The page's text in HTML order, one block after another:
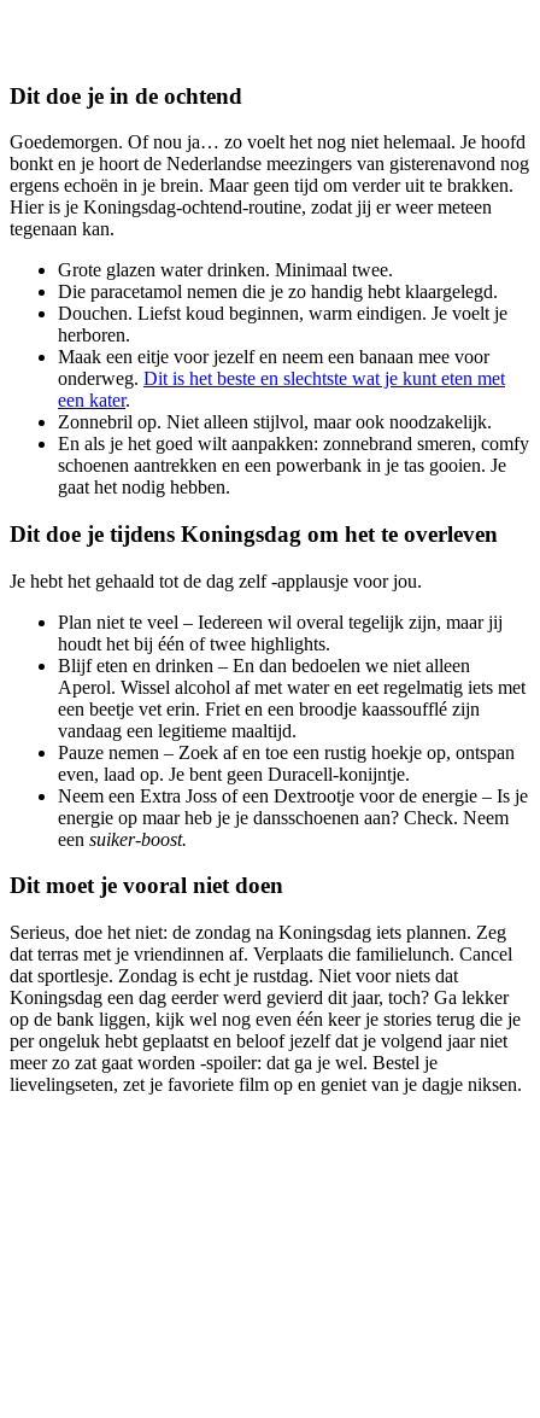
Dit doe je in de ochtend
Goedemorgen. Of nou ja… zo voelt het nog niet helemaal. Je hoofd
bonkt en je hoort de Nederlandse meezingers van gisterenavond nog
ergens echoën in je brein. Maar geen tijd om verder uit te brakken.
Hier is je Koningsdag-ochtend-routine, zodat jij er weer meteen
tegenaan kan.
Grote glazen water drinken. Minimaal twee.
Die paracetamol nemen die je zo handig hebt klaargelegd.
Douchen. Liefst koud beginnen, warm eindigen. Je voelt je
herboren.
Maak een eitje voor jezelf en neem een banaan mee voor
onderweg. Dit is het beste en slechtste wat je kunt eten met
een kater.
Zonnebril op. Niet alleen stijlvol, maar ook noodzakelijk.
En als je het goed wilt aanpakken: zonnebrand smeren, comfy
schoenen aantrekken en een powerbank in je tas gooien. Je
gaat het nodig hebben.
Dit doe je tijdens Koningsdag om het te overleven
Je hebt het gehaald tot de dag zelf -applausje voor jou.
Plan niet te veel – Iedereen wil overal tegelijk zijn, maar jij
houdt het bij één of twee highlights.
Blijf eten en drinken – En dan bedoelen we niet alleen
Aperol. Wissel alcohol af met water en eet regelmatig iets met
een beetje vet erin. Friet en een broodje kaassoufflé zijn
vandaag een legitieme maaltijd.
Pauze nemen – Zoek af en toe een rustig hoekje op, ontspan
even, laad op. Je bent geen Duracell-konijntje.
Neem een Extra Joss of een Dextrootje voor de energie – Is je
energie op maar heb je je dansschoenen aan? Check. Neem
een suiker-boost.
Dit moet je vooral niet doen
Serieus, doe het niet: de zondag na Koningsdag iets plannen. Zeg
dat terras met je vriendinnen af. Verplaats die familielunch. Cancel
dat sportlesje. Zondag is echt je rustdag. Niet voor niets dat
Koningsdag een dag eerder werd gevierd dit jaar, toch? Ga lekker
op de bank liggen, kijk wel nog even één keer je stories terug die je
per ongeluk hebt geplaatst en beloof jezelf dat je volgend jaar niet
meer zo zat gaat worden -spoiler: dat ga je wel. Bestel je
lievelingseten, zet je favoriete film op en geniet van je dagje niksen.